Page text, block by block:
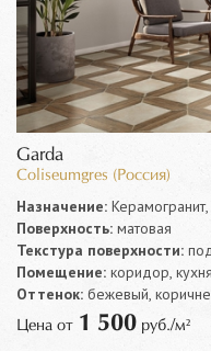
Garda
Coliseumgres (Россия)
Назначение:
Поверхность: матовая
Текстура поверхности:
Помещение: коридор,
Оттенок: бежевый,
Цена от 1 500 руб./м²